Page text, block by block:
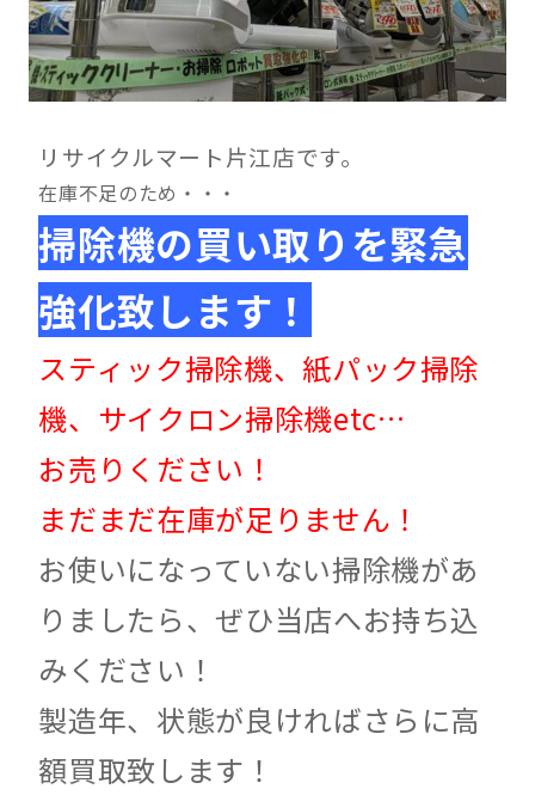
リサイクルマート片江店です。
在庫不足のため・・・
掃除機の買い取りを緊急
強化致します！
スティック掃除機、紙パック掃除
機、サイクロン掃除機etc…
お売りください！
まだまだ在庫が足りません！
お使いになっていない掃除機があ
りましたら、ぜひ当店へお持ち込
みください！
製造年、状態が良ければさらに高
額買取致します！